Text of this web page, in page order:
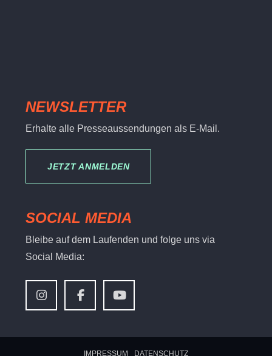
NEWSLETTER
Erhalte alle Presseaussendungen als E-Mail.
JETZT ANMELDEN
SOCIAL MEDIA
Bleibe auf dem Laufenden und folge uns via
Social Media:
IMPRESSUM DATENSCHUTZ